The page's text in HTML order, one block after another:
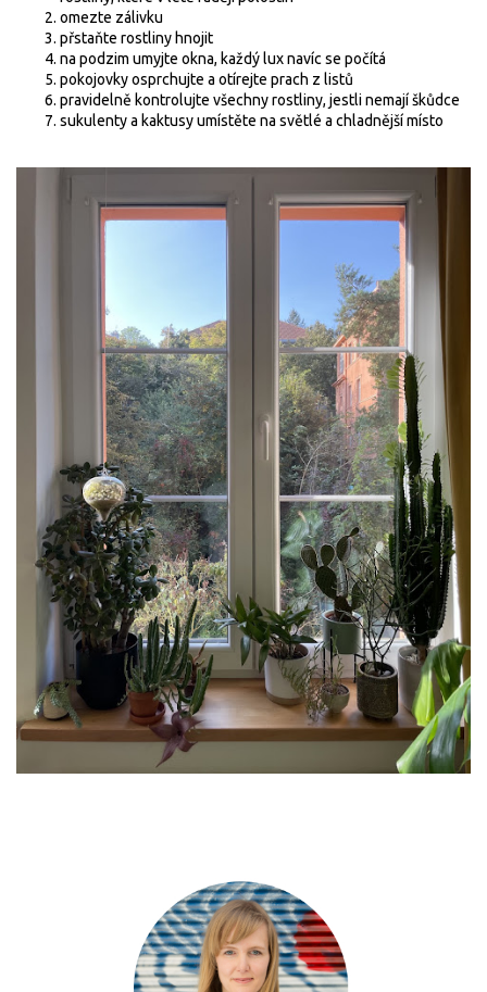
omezte zálivku
přstaňte rostliny hnojit
na podzim umyjte okna, každý lux navíc se počítá
pokojovky osprchujte a otírejte prach z listů
pravidelně kontrolujte všechny rostliny, jestli nemají škůdce
sukulenty a kaktusy umístěte na světlé a chladnější místo